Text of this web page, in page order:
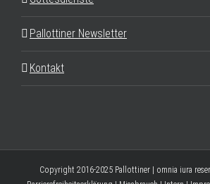
Pallottiner Newsletter
Kontakt
Copyright 2016-2025 Pallottiner | omnia iura